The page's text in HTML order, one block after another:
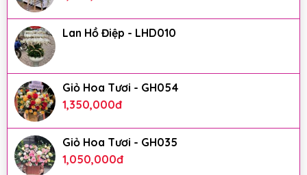
Lan Hồ Điệp - LHD010
Giỏ Hoa Tươi - GH054
1,350,000đ
Giỏ Hoa Tươi - GH035
1,050,000đ